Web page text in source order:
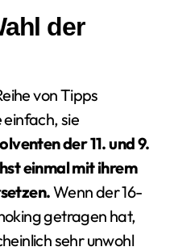
der
von Tipps
sie
der 11. und 9.
einmal mit ihrem
Wenn der 16-
getragen hat,
sehr unwohl